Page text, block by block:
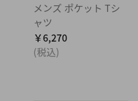
メンズ ポケット Tシ
ャツ
￥6,270
(税込)